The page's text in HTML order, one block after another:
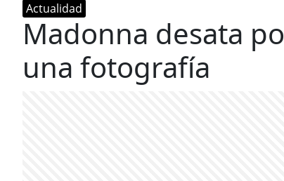
Actualidad
Madonna desata
una fotografía